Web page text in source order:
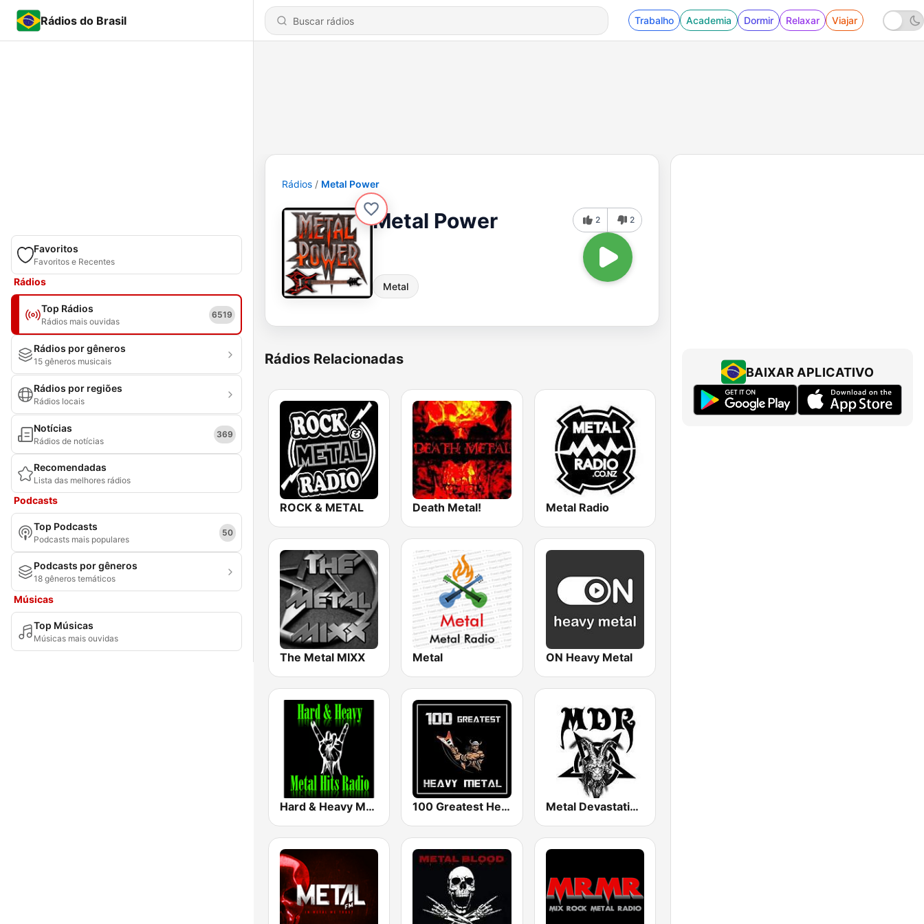
Rádios do Brasil Trabalho Academia Dormir Relaxar Viajar
Favoritos
Favoritos e Recentes
Rádios
Top Rádios
Rádios mais ouvidas
6519
Rádios por gêneros
15 gêneros musicais
Rádios por regiões
Rádios locais
Notícias
Rádios de notícias
369
Recomendadas
Lista das melhores rádios
Podcasts
Top Podcasts
Podcasts mais populares
50
Podcasts por gêneros
18 gêneros temáticos
Músicas
Top Músicas
Músicas mais ouvidas
Rádios Metal Power
Metal Power
Metal
2 2
Rádios Relacionadas
ROCK & METAL Death Metal! Metal Radio
The Metal MIXX Metal ON Heavy Metal
Hard & Heavy Metal Hits 100 Greatest Heavy Metal Metal Devastation Radio
BAIXAR APLICATIVO